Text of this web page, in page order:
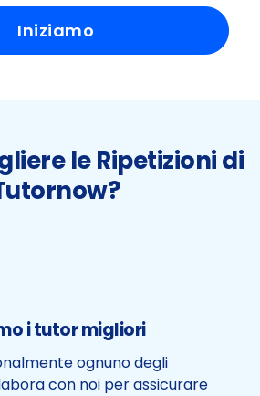
Iniziamo
le Ripetizioni di
i tutor migliori
ognuno degli
con noi per assicurare